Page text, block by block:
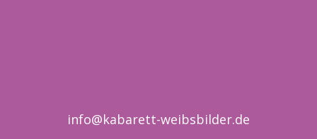
info@kabarett-weibsbilder.de